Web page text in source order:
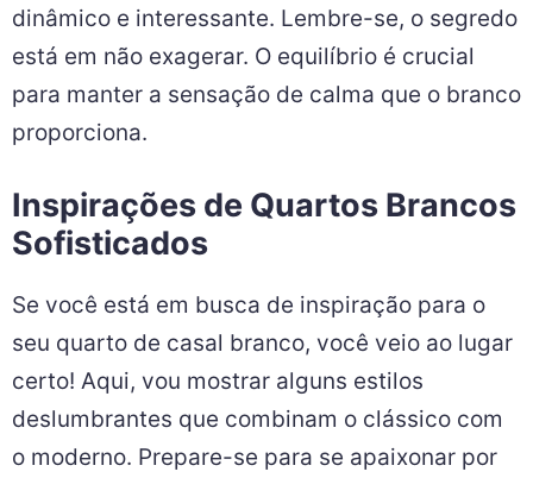
dinâmico e interessante. Lembre-se, o segredo
está em não exagerar. O equilíbrio é crucial
para manter a sensação de calma que o branco
proporciona.
Inspirações de Quartos Brancos
Sofisticados
Se você está em busca de inspiração para o
seu quarto de casal branco, você veio ao lugar
certo! Aqui, vou mostrar alguns estilos
deslumbrantes que combinam o clássico com
o moderno. Prepare-se para se apaixonar por